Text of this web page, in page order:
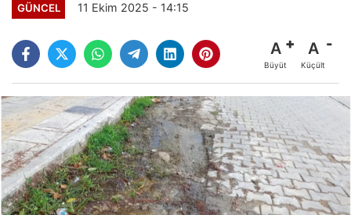
GÜNCEL 11 Ekim 2025 - 14:15
A
Büyüt
A
Küçült